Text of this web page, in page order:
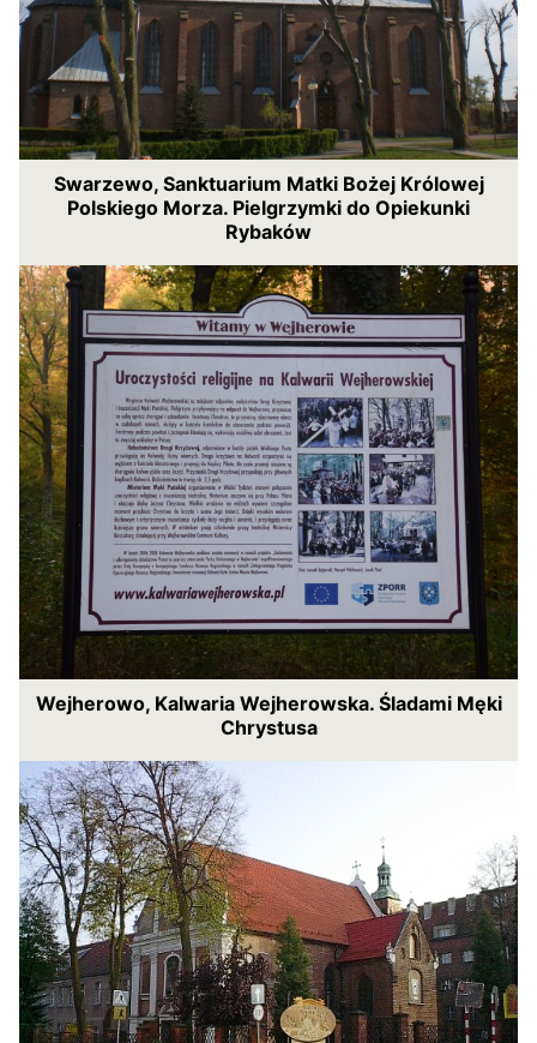
Swarzewo, Sanktuarium Matki Bożej Królowej
Polskiego Morza. Pielgrzymki do Opiekunki
Rybaków
Wejherowo, Kalwaria Wejherowska. Śladami Męki
Chrystusa